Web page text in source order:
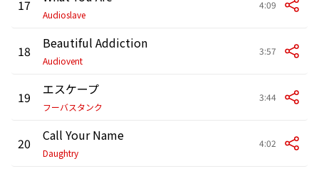
17
Audioslave
4:09
18 Beautiful Addiction
Audiovent
3:57
19 エスケープ
フーバスタンク
3:44
20 Call Your Name
Daughtry
4:02